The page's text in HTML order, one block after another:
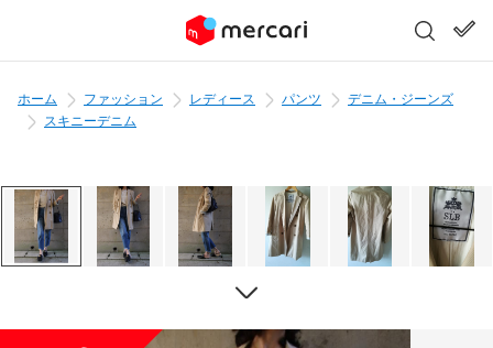
ホーム ファッション レディース パンツ
デニム・ジーンズ
スキニーデニム